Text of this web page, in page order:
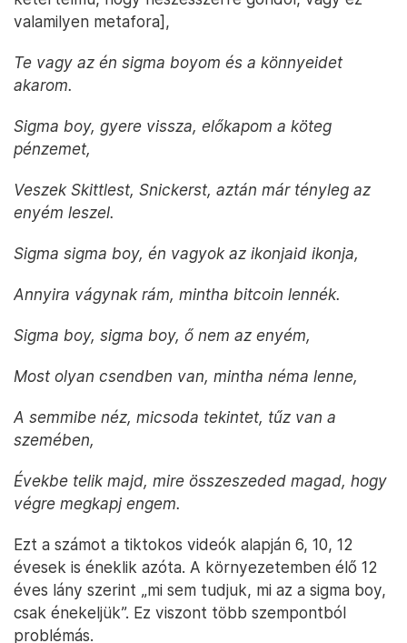
valamilyen metafora],
Te vagy az én sigma boyom és a könnyeidet
akarom.
Sigma boy, gyere vissza, előkapom a köteg
pénzemet,
Veszek Skittlest, Snickerst, aztán már tényleg az
enyém leszel.
Sigma sigma boy, én vagyok az ikonjaid ikonja,
Annyira vágynak rám, mintha bitcoin lennék.
Sigma boy, sigma boy, ő nem az enyém,
Most olyan csendben van, mintha néma lenne,
A semmibe néz, micsoda tekintet, tűz van a
szemében,
Évekbe telik majd, mire összeszeded magad, hogy
végre megkapj engem.
Ezt a számot a tiktokos videók alapján 6, 10, 12
évesek is éneklik azóta. A környezetemben élő 12
éves lány szerint „mi sem tudjuk, mi az a sigma boy,
csak énekeljük”. Ez viszont több szempontból
problémás.